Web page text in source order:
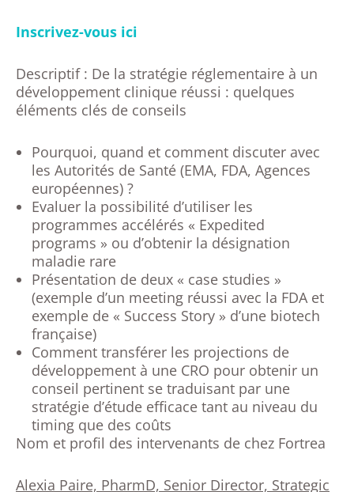
Inscrivez-vous ici
Descriptif : De la stratégie réglementaire à un
développement clinique réussi : quelques
éléments clés de conseils
Pourquoi, quand et comment discuter avec
les Autorités de Santé (EMA, FDA, Agences
européennes) ?
Evaluer la possibilité d’utiliser les
programmes accélérés « Expedited
programs » ou d’obtenir la désignation
maladie rare
Présentation de deux « case studies »
(exemple d’un meeting réussi avec la FDA et
exemple de « Success Story » d’une biotech
française)
Comment transférer les projections de
développement à une CRO pour obtenir un
conseil pertinent se traduisant par une
stratégie d’étude efficace tant au niveau du
timing que des coûts
Nom et profil des intervenants de chez Fortrea
Alexia Paire, PharmD, Senior Director, Strategic